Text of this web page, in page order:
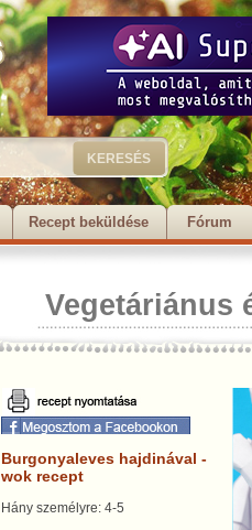
Recept beküldése Fórum
Vegetáriánus
Burgonyaleves hajdinával -
wok recept
Hány személyre: 4-5